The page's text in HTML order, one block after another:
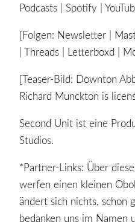
Podcasts | Spotify |
[Folgen: Newsletter |
| Threads | Letterboxd |
[Teaser-Bild: Downton
Richard Munckton is
Second Unit ist eine
Studios.
*Partner-Links: Über
werfen einen kleinen
ändert sich nichts, schon
bedanken uns im Namen